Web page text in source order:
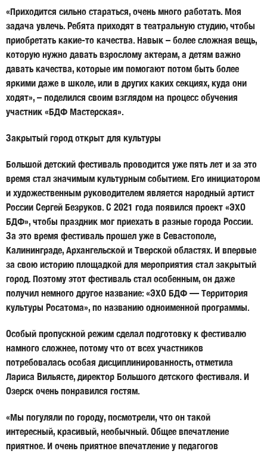
«Приходится сильно стараться, очень много работать. Моя
задача увлечь. Ребята приходят в театральную студию, чтобы
приобретать какие-то качества. Навык – более сложная вещь,
которую нужно давать взрослому актерам, а детям важно
давать качества, которые им помогают потом быть более
яркими даже в школе, или в других каких секциях, куда они
ходят», – поделился своим взглядом на процесс обучения
участник «БДФ Мастерская».
Закрытый город открыт для культуры
Большой детский фестиваль проводится уже пять лет и за это
время стал значимым культурным событием. Его инициатором
и художественным руководителем является народный артист
России Сергей Безруков. С 2021 года появился проект «ЭХО
БДФ», чтобы праздник мог приехать в разные города России.
За это время фестиваль прошел уже в Севастополе,
Калининграде, Архангельской и Тверской областях. И впервые
за свою историю площадкой для мероприятия стал закрытый
город. Поэтому этот фестиваль стал особенным, он даже
получил немного другое название: «ЭХО БДФ — Территория
культуры Росатома», по названию одноименной программы.
Особый пропускной режим сделал подготовку к фестивалю
намного сложнее, потому что от всех участников
потребовалась особая дисциплинированность, отметила
Лариса Вильясте, директор Большого детского фестиваля. И
Озерск очень понравился гостям.
«Мы погуляли по городу, посмотрели, что он такой
интересный, красивый, необычный. Общее впечатление
приятное. И очень приятное впечатление у педагогов